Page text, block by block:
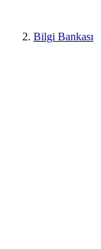
Bilgi Bankası